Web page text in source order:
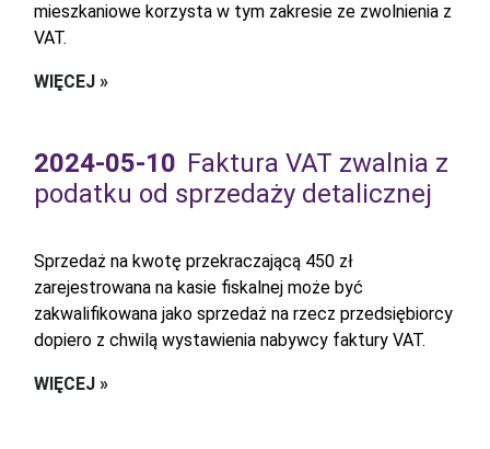
mieszkaniowe korzysta w tym zakresie ze zwolnienia z
VAT.
WIĘCEJ »
2024-05-10 Faktura VAT zwalnia z
podatku od sprzedaży detalicznej
Sprzedaż na kwotę przekraczającą 450 zł
zarejestrowana na kasie fiskalnej może być
zakwalifikowana jako sprzedaż na rzecz przedsiębiorcy
dopiero z chwilą wystawienia nabywcy faktury VAT.
WIĘCEJ »